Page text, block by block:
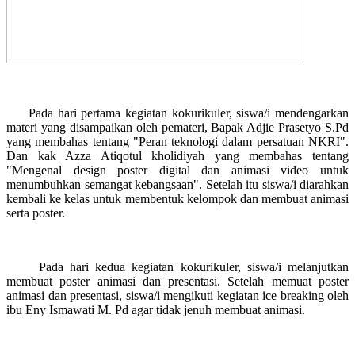
Pada hari pertama kegiatan kokurikuler, siswa/i mendengarkan
materi yang disampaikan oleh pemateri, Bapak Adjie Prasetyo S.Pd
yang membahas tentang "Peran teknologi dalam persatuan NKRI".
Dan kak Azza Atiqotul kholidiyah yang membahas tentang
"Mengenal design poster digital dan animasi video untuk
menumbuhkan semangat kebangsaan". Setelah itu siswa/i diarahkan
kembali ke kelas untuk membentuk kelompok dan membuat animasi
serta poster.
Pada hari kedua kegiatan kokurikuler, siswa/i melanjutkan
membuat poster animasi dan presentasi. Setelah memuat poster
animasi dan presentasi, siswa/i mengikuti kegiatan ice breaking oleh
ibu Eny Ismawati M. Pd agar tidak jenuh membuat animasi.